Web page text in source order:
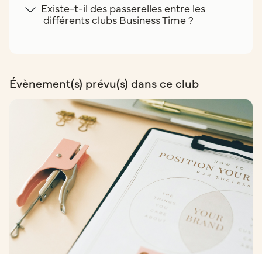
Existe-t-il des passerelles entre les
différents clubs Business Time ?
Évènement(s) prévu(s) dans ce club